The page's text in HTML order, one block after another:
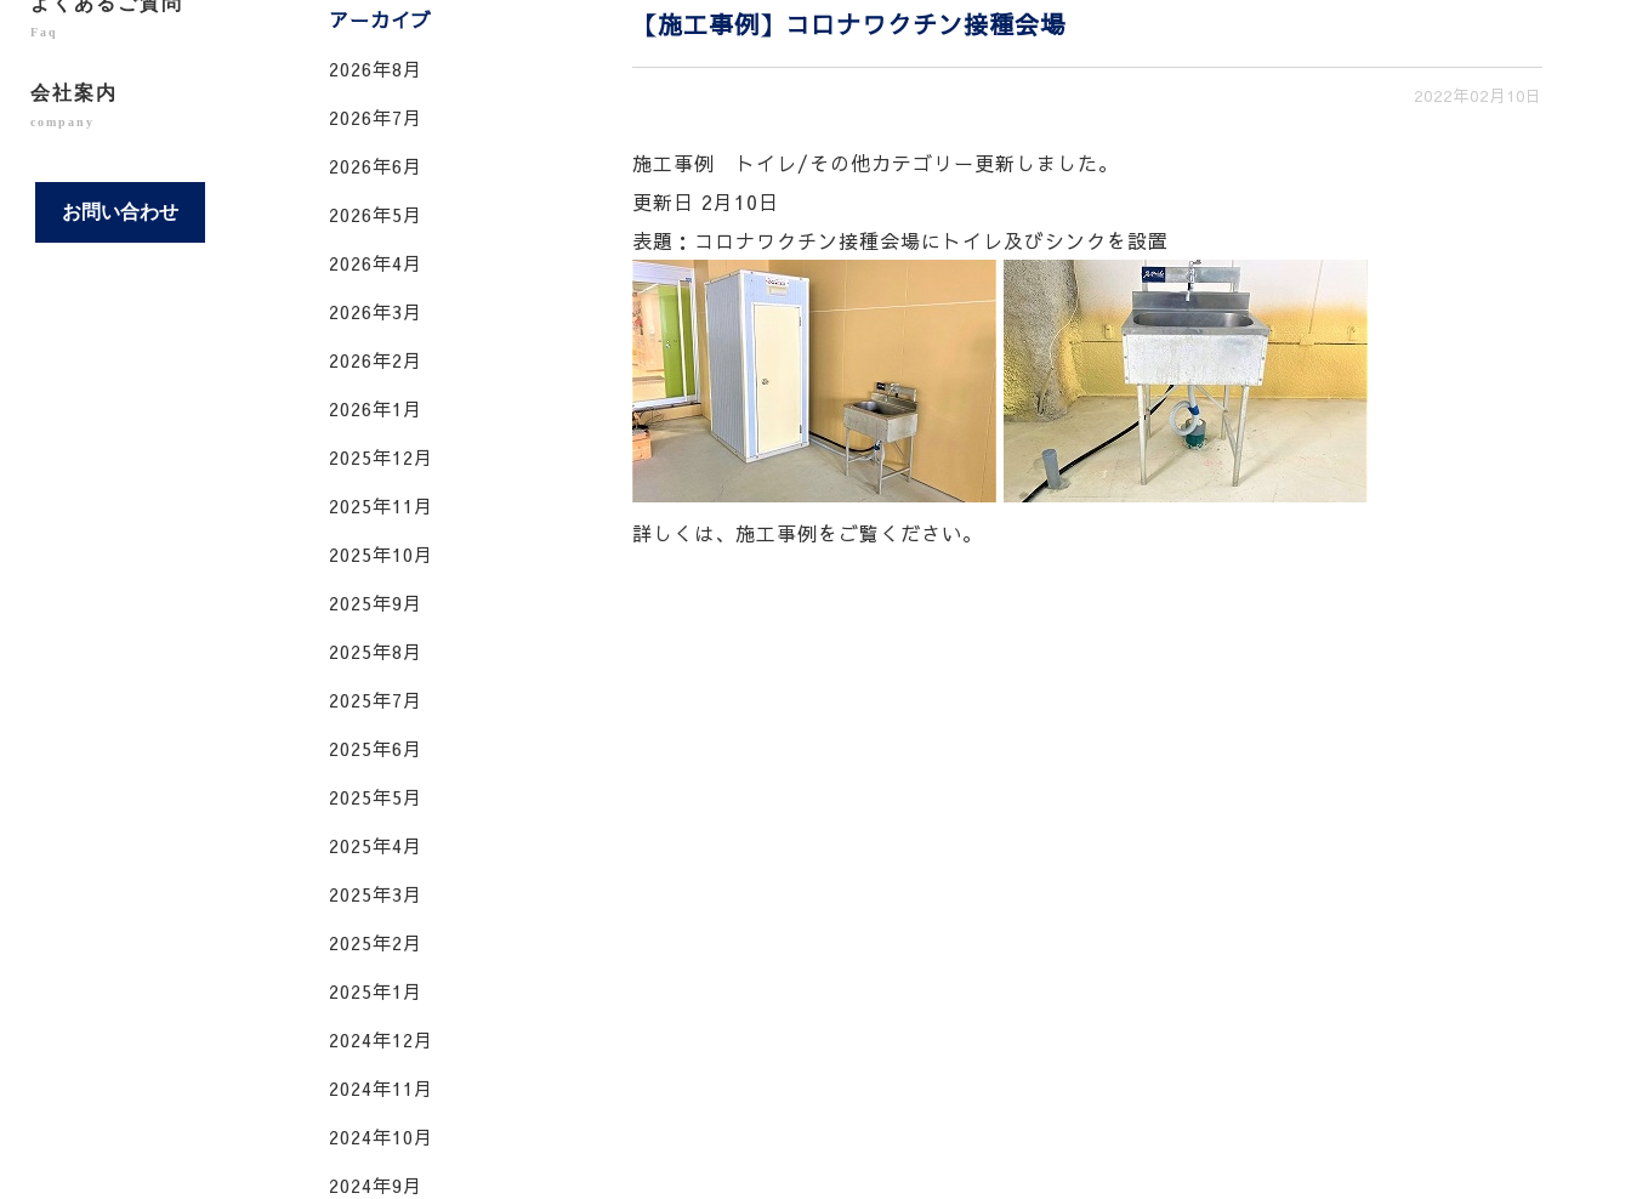
Faq
会社案内
company
お問い合わせ
アーカイブ
2026年8月
2026年7月
2026年6月
2026年5月
2026年4月
2026年3月
2026年2月
2026年1月
2025年12月
2025年11月
2025年10月
2025年9月
2025年8月
2025年7月
2025年6月
2025年5月
2025年4月
2025年3月
2025年2月
2025年1月
2024年12月
2024年11月
2024年10月
2024年9月
【施工事例】コロナワクチン接種会場
2022年02月10日
施工事例 トイレ/その他カテゴリー更新しました。
更新日 2月10日
表題：コロナワクチン接種会場にトイレ及びシンクを設置
詳しくは、施工事例をご覧ください。